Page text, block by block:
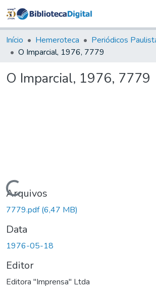
&
Coleções
Tudo na
Digital
Início Hemeroteca Periódicos
O Imparcial, 1976, 7779
O Imparcial, 1976, 7779
Carregando...
Arquivos
7779.pdf(6,47 MB)
Data
1976-05-18
Editor
Editora "Imprensa" Ltda